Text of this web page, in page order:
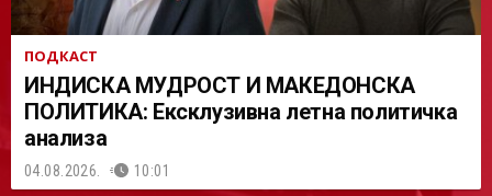
ПОДКАСТ
ИНДИСКА МУДРОСТ И МАКЕДОНСКА
ПОЛИТИКА: Ексклузивна летна политичка
анализа
04.08.2026. 10:01